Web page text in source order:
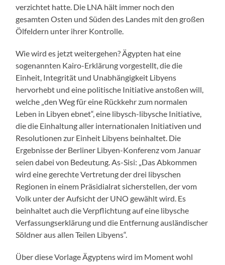
verzichtet hatte. Die LNA hält immer noch den
gesamten Osten und Süden des Landes mit den großen
Ölfeldern unter ihrer Kontrolle.
Wie wird es jetzt weitergehen? Ägypten hat eine
sogenannten Kairo-Erklärung vorgestellt, die die
Einheit, Integrität und Unabhängigkeit Libyens
hervorhebt und eine politische Initiative anstoßen will,
welche „den Weg für eine Rückkehr zum normalen
Leben in Libyen ebnet“, eine libysch-libysche Initiative,
die die Einhaltung aller internationalen Initiativen und
Resolutionen zur Einheit Libyens beinhaltet. Die
Ergebnisse der Berliner Libyen-Konferenz vom Januar
seien dabei von Bedeutung. As-Sisi: „Das Abkommen
wird eine gerechte Vertretung der drei libyschen
Regionen in einem Präsidialrat sicherstellen, der vom
Volk unter der Aufsicht der UNO gewählt wird. Es
beinhaltet auch die Verpflichtung auf eine libysche
Verfassungserklärung und die Entfernung ausländischer
Söldner aus allen Teilen Libyens“.
Über diese Vorlage Ägyptens wird im Moment wohl